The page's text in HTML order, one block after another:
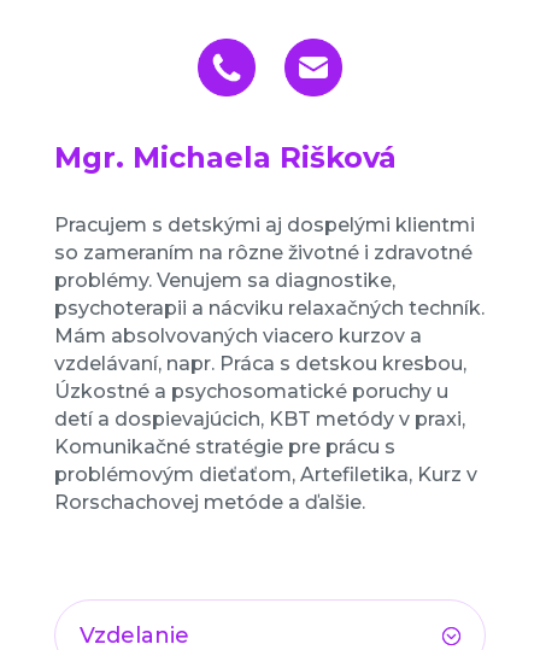
Mgr. Michaela Rišková
Pracujem s detskými aj dospelými klientmi
so zameraním na rôzne životné i zdravotné
problémy. Venujem sa diagnostike,
psychoterapii a nácviku relaxačných techník.
Mám absolvovaných viacero kurzov a
vzdelávaní, napr. Práca s detskou kresbou,
Úzkostné a psychosomatické poruchy u
detí a dospievajúcich, KBT metódy v praxi,
Komunikačné stratégie pre prácu s
problémovým dieťaťom, Artefiletika, Kurz v
Rorschachovej metóde a ďalšie.
Vzdelanie